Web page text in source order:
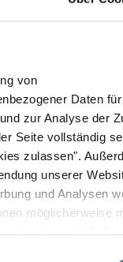
von
Daten
zur Analyse der
Seite vollständig
zulassen".
unserer
und Analysen
möglicherweise